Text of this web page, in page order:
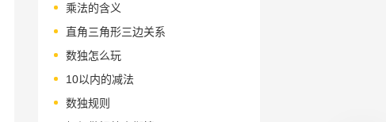
乘法的含义
直角三角形三边关系
数独怎么玩
10以内的减法
数独规则